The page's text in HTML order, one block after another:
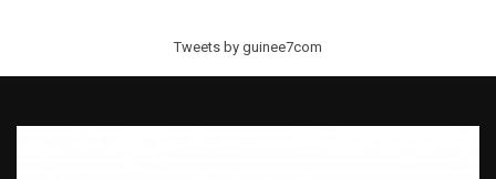
Tweets by guinee7com